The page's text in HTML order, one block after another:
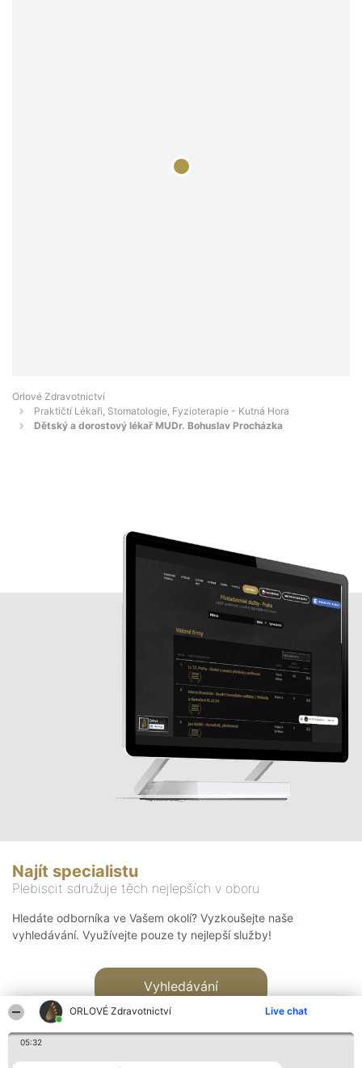
ORLOVÉ Zdravotnictví Live chat
05:32
Orlové Zdravotnictví
Praktičtí Lékaři, Stomatologie, Fyzioterapie - Kutná Hora
Dětský a dorostový lékař MUDr. Bohuslav Procházka
Najít specialistu
Plebiscit sdružuje těch nejlepších v oboru
Hledáte odborníka ve Vašem okolí? Vyzkoušejte naše
vyhledávání. Využívejte pouze ty nejlepší služby!
Vyhledávání